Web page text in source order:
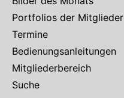
Portfolios der Mitglieder
Termine
Bedienungsanleitungen
Mitgliederbereich
Suche